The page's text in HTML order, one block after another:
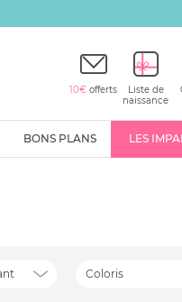
10€ offerts
Liste de
naissance
BONS PLANS LES
Coloris